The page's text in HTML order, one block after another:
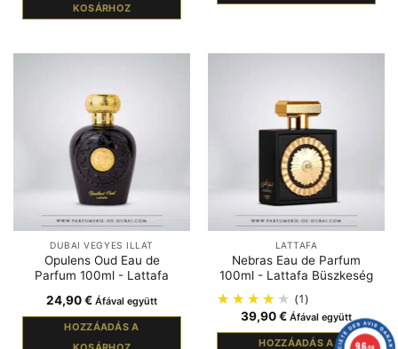
KOSÁRHOZ
DUBAI VEGYES ILLAT
Opulens Oud Eau de
Parfum 100ml - Lattafa
24,90€ Áfával együtt
HOZZÁADÁS A
LATTAFA
Nebras Eau de Parfum
100ml - Lattafa Büszkeség
(1)
39,90€ Áfával együtt
HOZZÁADÁS A 9.6/10